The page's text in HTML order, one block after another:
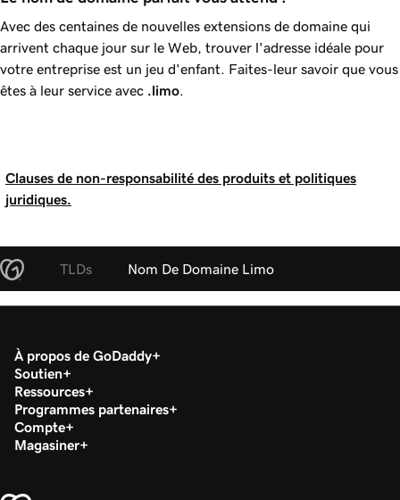
Avec des centaines de nouvelles extensions de domaine qui
arrivent chaque jour sur le Web, trouver l'adresse idéale pour
votre entreprise est un jeu d'enfant. Faites-leur savoir que vous
êtes à leur service avec .limo
Clauses de non-responsabilité des produits et politiques
juridiques.
TLDs Nom De Domaine Limo
À propos de GoDaddy
Soutien
Ressources
Programmes partenaires
Compte
Magasiner